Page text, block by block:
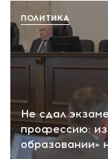
Не сдал
профессию:
образовании»
ПОЛИТИКА